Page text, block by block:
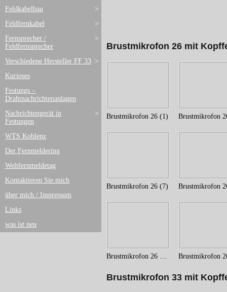
>
Feldkabelbau
>
Feldfernkabel
>
Fernsprecher /
Feldfernsprecher
>
Verschiedene Hersteller FF 33
Kurioses
Festungs –
Drahtnachrichtenanlagen
>
Nachrichtengerät in
Festungen
WTS Koblenz
Der Fernmeldering
Weltfernmeldetag
Kontaktieren Sie mich
über mich / Impressum
Links
was ist neu
Brustmikrofon 26 mit
Brustmikrofon 26 (1) Brustmikrofon
Brustmikrofon 26 (7) Brustmikrofon
Brustmikrofon 33 mit